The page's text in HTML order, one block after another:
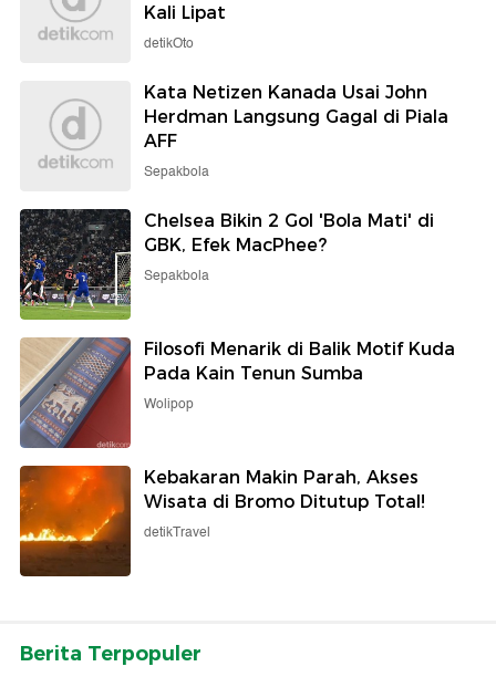
Kali Lipat
detikOto
Kata Netizen Kanada Usai John
Herdman Langsung Gagal di Piala
AFF
Sepakbola
Chelsea Bikin 2 Gol 'Bola Mati' di
GBK, Efek MacPhee?
Sepakbola
Filosofi Menarik di Balik Motif Kuda
Pada Kain Tenun Sumba
Wolipop
Kebakaran Makin Parah, Akses
Wisata di Bromo Ditutup Total!
detikTravel
Berita Terpopuler